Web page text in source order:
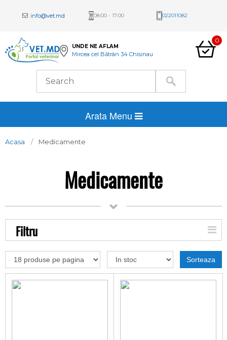
info@vet.md 08:00 - 17:00 022011082
UNDE NE AFLAM
Mircea cel Bătrân 34 Chisinau
0
Arata Menu
Acasa Medicamente
Medicamente
Filtru
Sorteaza